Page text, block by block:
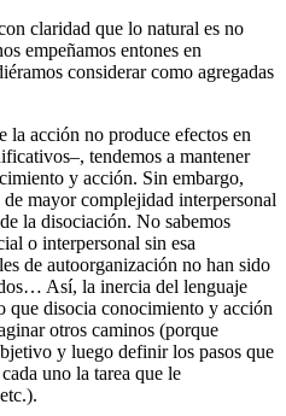
claridad que lo natural es no
empeñamos entones en
considerar como agregadas
la acción no produce efectos en
tendemos a mantener
y acción. Sin embargo,
mayor complejidad interpersonal
la disociación. No sabemos
o interpersonal sin esa
de autoorganización no han sido
Así, la inercia del lenguaje
que disocia conocimiento y acción
otros caminos (porque
y luego definir los pasos que
uno la tarea que le